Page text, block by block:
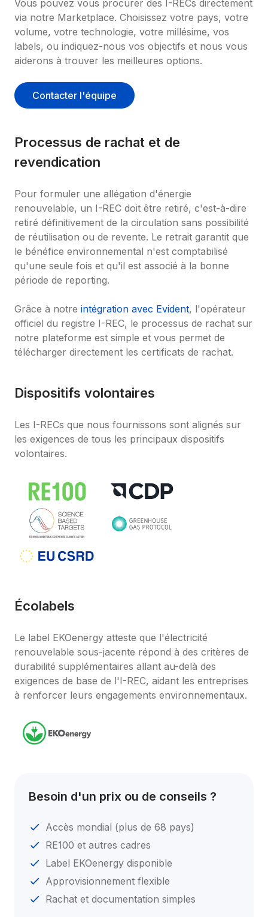
Vous pouvez vous procurer des I-RECs directement
via notre Marketplace. Choisissez votre pays, votre
volume, votre technologie, votre millésime, vos
labels, ou indiquez-nous vos objectifs et nous vous
aiderons à trouver les meilleures options.
Contacter l'équipe
Processus de rachat et de
revendication
Pour formuler une allégation d'énergie
renouvelable, un I-REC doit être retiré, c'est-à-dire
retiré définitivement de la circulation sans possibilité
de réutilisation ou de revente. Le retrait garantit que
le bénéfice environnemental n'est comptabilisé
qu'une seule fois et qu'il est associé à la bonne
période de reporting.
Grâce à notre intégration avec Evident, l'opérateur
officiel du registre I-REC, le processus de rachat sur
notre plateforme est simple et vous permet de
télécharger directement les certificats de rachat.
Dispositifs volontaires
Les I-RECs que nous fournissons sont alignés sur
les exigences de tous les principaux dispositifs
volontaires.
Écolabels
Le label EKOenergy atteste que l'électricité
renouvelable sous-jacente répond à des critères de
durabilité supplémentaires allant au-delà des
exigences de base de l'I-REC, aidant les entreprises
à renforcer leurs engagements environnementaux.
Besoin d'un prix ou de conseils ?
Accès mondial (plus de 68 pays)
RE100 et autres cadres
Label EKOenergy disponible
Approvisionnement flexible
Rachat et documentation simples